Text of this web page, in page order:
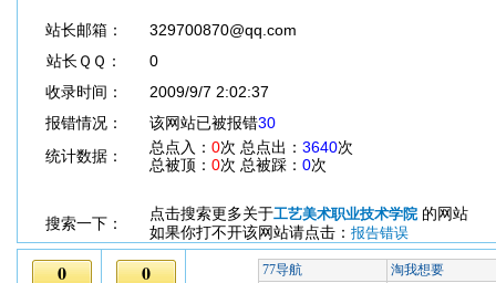
站长邮箱：
329700870@qq.com
站长ＱＱ：
0
收录时间：
2009/9/7 2:02:37
报错情况：
该网站已被报错30
统计数据：
总点入： 0次 总点出： 3640次
总被顶： 0次 总被踩： 0次
搜索一下：
点击搜索更多关于工艺美术职业技术学院 的网站
如果你打不开该网站请点击： 报告错误